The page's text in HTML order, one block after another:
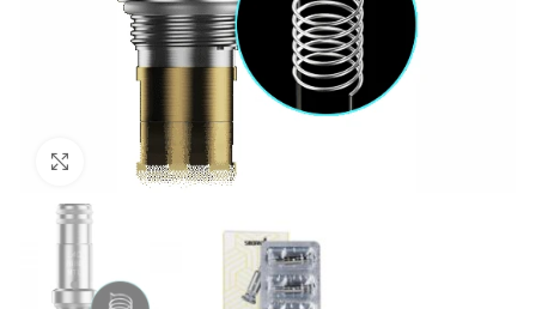
Нажмите, чтобы увеличить